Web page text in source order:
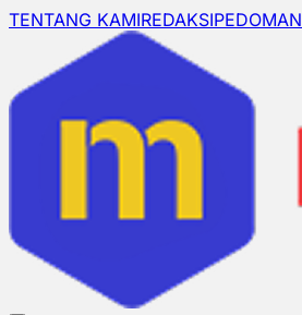
TENTANG KAMIREDAKSIPEDOMAN